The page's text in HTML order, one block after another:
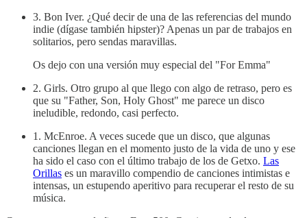
3. Bon Iver. ¿Qué decir de una de las referencias del mundo
indie (dígase también hipster)? Apenas un par de trabajos en
solitarios, pero sendas maravillas.
Os dejo con una versión muy especial del "For Emma"
2. Girls. Otro grupo al que llego con algo de retraso, pero es
que su "Father, Son, Holy Ghost" me parece un disco
ineludible, redondo, casi perfecto.
1. McEnroe. A veces sucede que un disco, que algunas
canciones llegan en el momento justo de la vida de uno y ese
ha sido el caso con el último trabajo de los de Getxo. Las
Orillas es un maravillo compendio de canciones intimistas e
intensas, un estupendo aperitivo para recuperar el resto de su
música.